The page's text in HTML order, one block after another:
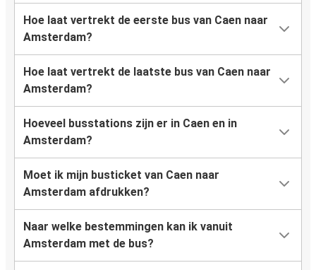
Hoe laat vertrekt de eerste bus van Caen naar
Amsterdam?
Hoe laat vertrekt de laatste bus van Caen naar
Amsterdam?
Hoeveel busstations zijn er in Caen en in
Amsterdam?
Moet ik mijn busticket van Caen naar
Amsterdam afdrukken?
Naar welke bestemmingen kan ik vanuit
Amsterdam met de bus?